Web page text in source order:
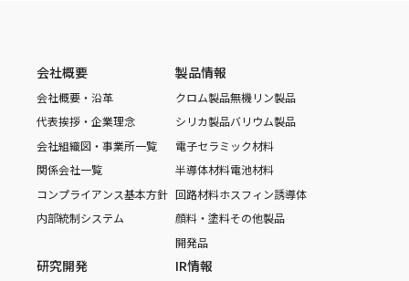
会社概要
会社概要・沿革
代表挨拶・企業理念
会社組織図・事業所一覧
関係会社一覧
コンプライアンス基本方針
内部統制システム
製品情報
クロム製品無機リン製品
シリカ製品バリウム製品
電子セラミック材料
半導体材料電池材料
回路材料ホスフィン誘導体
顔料・塗料その他製品
開発品
研究開発 IR情報